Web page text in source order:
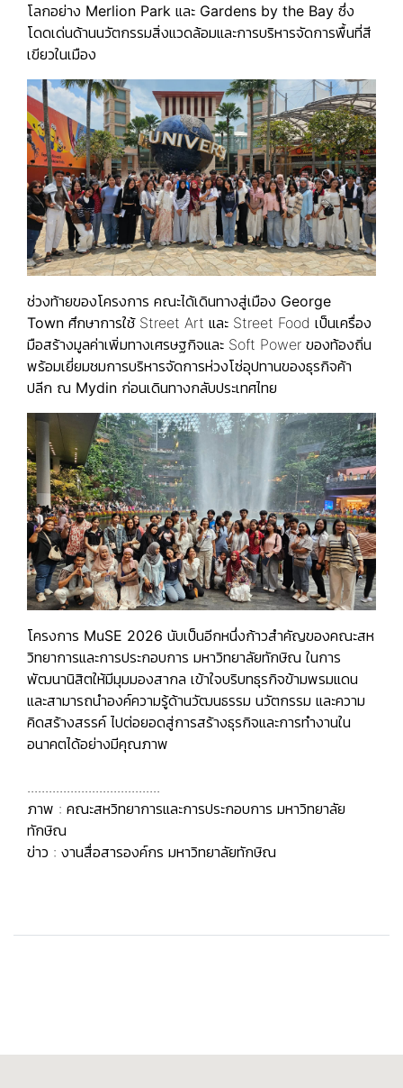
โลกอย่าง Merlion Park และ Gardens by the Bay ซึ่ง
โดดเด่นด้านนวัตกรรมสิ่งแวดล้อมและการบริหารจัดการพื้นที่สี
เขียวในเมือง
ช่วงท้ายของโครงการ คณะได้เดินทางสู่เมือง George
Town ศึกษาการใช้ Street Art และ Street Food เป็นเครื่อง
มือสร้างมูลค่าเพิ่มทางเศรษฐกิจและ Soft Power ของท้องถิ่น
พร้อมเยี่ยมชมการบริหารจัดการห่วงโซ่อุปทานของธุรกิจค้า
ปลีก ณ Mydin ก่อนเดินทางกลับประเทศไทย
โครงการ MuSE 2026 นับเป็นอีกหนึ่งก้าวสำคัญของคณะสห
วิทยาการและการประกอบการ มหาวิทยาลัยทักษิณ ในการ
พัฒนานิสิตให้มีมุมมองสากล เข้าใจบริบทธุรกิจข้ามพรมแดน
และสามารถนำองค์ความรู้ด้านวัฒนธรรม นวัตกรรม และความ
คิดสร้างสรรค์ ไปต่อยอดสู่การสร้างธุรกิจและการทำงานใน
อนาคตได้อย่างมีคุณภาพ
ภาพ : คณะสหวิทยาการและการประกอบการ มหาวิทยาลัย
ทักษิณ
ข่าว : งานสื่อสารองค์กร มหาวิทยาลัยทักษิณ